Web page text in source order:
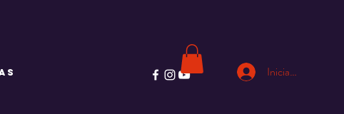
Iniciar sesión